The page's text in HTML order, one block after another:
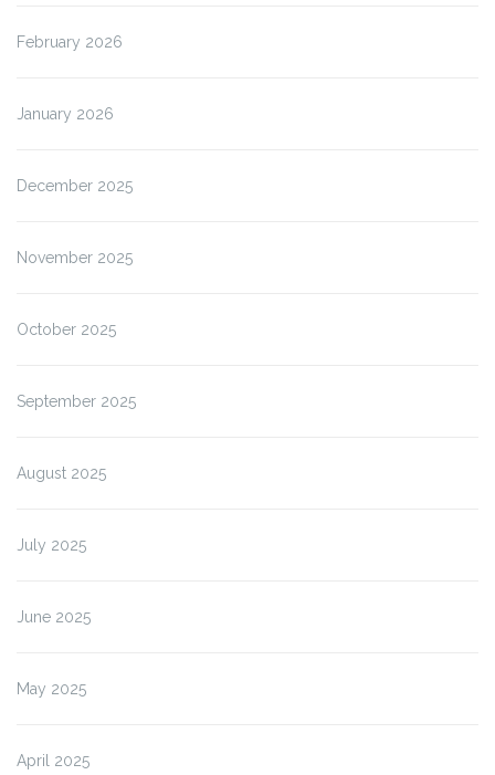
February 2026
January 2026
December 2025
November 2025
October 2025
September 2025
August 2025
July 2025
June 2025
May 2025
April 2025